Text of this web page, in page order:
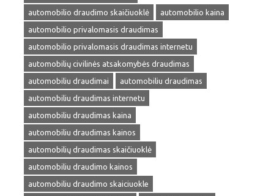
automobilio draudimo skaičiuoklė
automobilio kaina
automobilio privalomasis draudimas
automobilio privalomasis draudimas internetu
automobilių civilinės atsakomybės draudimas
automobiliu draudimai
automobiliu draudimas
automobiliu draudimas internetu
automobiliu draudimas kaina
automobiliu draudimas kainos
automobilių draudimas skaičiuoklė
automobiliu draudimo kainos
automobiliu draudimo skaiciuokle